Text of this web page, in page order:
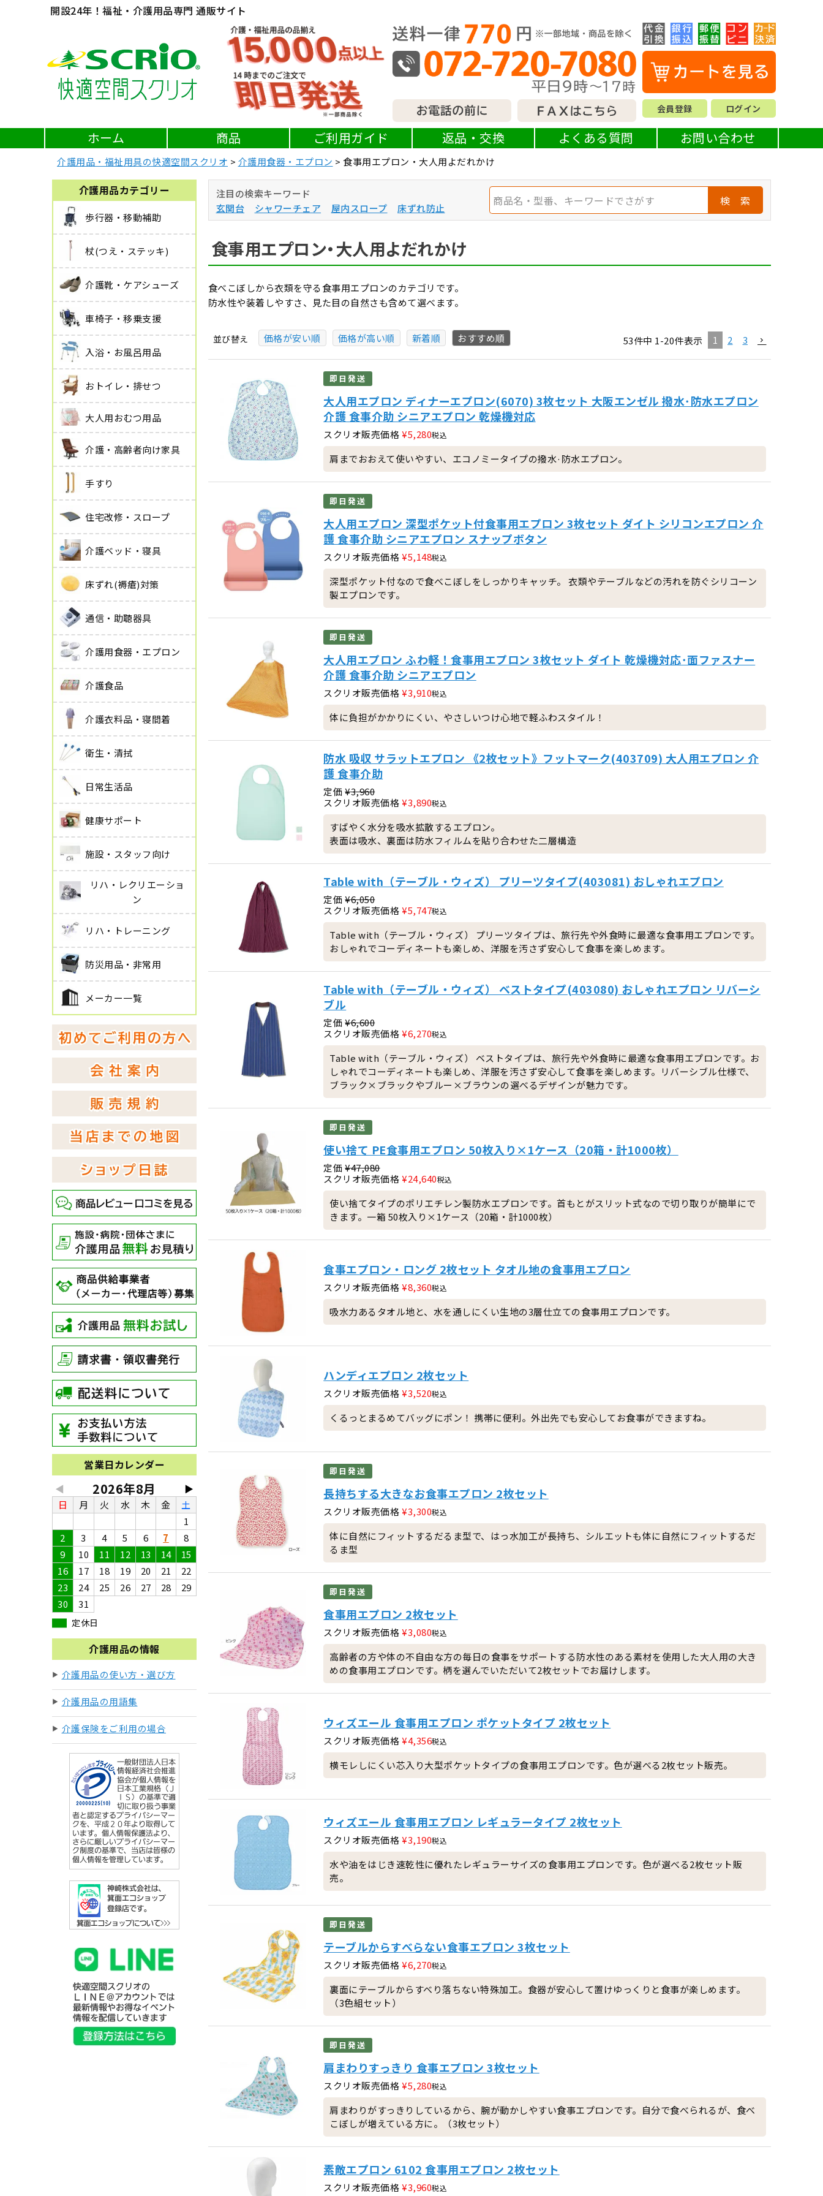
開設24年！福祉・介護用品専門 通販サイト
会員登録 ログイン
ホーム 商品 ご利用ガイド 返品・交換 よくある質問 お問い合わせ
介護用品・福祉用具の快適空間スクリオ 介護用食器・エプロン 食事用エプロン・大人用よだれかけ
介護用品カテゴリー
歩行器・移動補助
杖(つえ・ステッキ)
介護靴・ケアシューズ
車椅子・移乗支援
入浴・お風呂用品
おトイレ・排せつ
大人用おむつ用品
介護・高齢者向け家具
手すり
住宅改修・スロープ
介護ベッド・寝具
床ずれ(褥瘡)対策
通信・助聴器具
介護用食器・エプロン
介護食品
介護衣料品・寝間着
衛生・清拭
日常生活品
健康サポート
施設・スタッフ向け
リハ・レクリエーショ
ン
リハ・トレーニング
防災用品・非常用
メーカー一覧
営業日カレンダー
◀ ▶
2026年8月
日 月 火 水 木 金
土
1
2
3 4 5 6 7
8
9
10 11 12 13 14
15
16
17 18 19 20 21
22
23
24 25 26 27 28
29
30
31
定休日
介護用品の情報
介護用品の使い方・選び方
介護用品の用語集
介護保険をご利用の場合
注目の検索キーワード
玄関台
シャワーチェア 屋内スロープ 床ずれ防止
検 索
食事用エプロン・大人用よだれかけ
食べこぼしから衣類を守る食事用エプロンのカテゴリです。
防水性や装着しやすさ、見た目の自然さも含めて選べます。
並び替え 価格が安い順 価格が高い順 新着順 おすすめ順 53件中 1-20件表示 1 2 3
即日発送
大人用エプロン ディナーエプロン(6070) 3枚セット 大阪エンゼル 撥水･防水エプロン
介護 食事介助 シニアエプロン 乾燥機対応
スクリオ販売価格 ¥5,280税込
肩までおおえて使いやすい、エコノミータイプの撥水·防水エプロン。
即日発送
大人用エプロン 深型ポケット付食事用エプロン 3枚セット ダイト シリコンエプロン 介
護 食事介助 シニアエプロン スナップボタン
スクリオ販売価格 ¥5,148税込
深型ポケット付なので食べこぼしをしっかりキャッチ。 衣類やテーブルなどの汚れを防ぐシリコーン
製エプロンです。
即日発送
大人用エプロン ふわ軽！食事用エプロン 3枚セット ダイト 乾燥機対応･面ファスナー
介護 食事介助 シニアエプロン
スクリオ販売価格 ¥3,910税込
体に負担がかかりにくい、やさしいつけ心地で軽ふわスタイル！
防水 吸収 サラットエプロン 《2枚セット》フットマーク(403709) 大人用エプロン 介
護 食事介助
定価 ¥3,960
スクリオ販売価格 ¥3,890税込
すばやく水分を吸水拡散するエプロン。
表面は吸水、裏面は防水フィルムを貼り合わせた二層構造
Table with（テーブル・ウィズ） プリーツタイプ(403081) おしゃれエプロン
定価 ¥6,050
スクリオ販売価格 ¥5,747税込
Table with（テーブル・ウィズ） プリーツタイプは、旅行先や外食時に最適な食事用エプロンです。
おしゃれでコーディネートも楽しめ、洋服を汚さず安心して食事を楽しめます。
Table with（テーブル・ウィズ） ベストタイプ(403080) おしゃれエプロン リバーシ
ブル
定価 ¥6,600
スクリオ販売価格 ¥6,270税込
Table with（テーブル・ウィズ） ベストタイプは、旅行先や外食時に最適な食事用エプロンです。お
しゃれでコーディネートも楽しめ、洋服を汚さず安心して食事を楽しめます。リバーシブル仕様で、
ブラック×ブラックやブルー×ブラウンの選べるデザインが魅力です。
即日発送
使い捨て PE食事用エプロン 50枚入り×1ケース（20箱・計1000枚）
定価 ¥47,080
スクリオ販売価格 ¥24,640税込
使い捨てタイプのポリエチレン製防水エプロンです。首もとがスリット式なので切り取りが簡単にで
きます。一箱 50枚入り×1ケース（20箱・計1000枚）
食事エプロン・ロング 2枚セット タオル地の食事用エプロン
スクリオ販売価格 ¥8,360税込
吸水力あるタオル地と、水を通しにくい生地の3層仕立ての食事用エプロンです。
ハンディエプロン 2枚セット
スクリオ販売価格 ¥3,520税込
くるっとまるめてバッグにポン！ 携帯に便利。外出先でも安心してお食事ができますね。
即日発送
長持ちする大きなお食事エプロン 2枚セット
スクリオ販売価格 ¥3,300税込
体に自然にフィットするだるま型で、はっ水加工が長持ち、シルエットも体に自然にフィットするだ
るま型
即日発送
食事用エプロン 2枚セット
スクリオ販売価格 ¥3,080税込
高齢者の方や体の不自由な方の毎日の食事をサポートする防水性のある素材を使用した大人用の大き
めの食事用エプロンです。柄を選んでいただいて2枚セットでお届けします。
ウィズエール 食事用エプロン ポケットタイプ 2枚セット
スクリオ販売価格 ¥4,356税込
横モレしにくい芯入り大型ポケットタイプの食事用エプロンです。色が選べる2枚セット販売。
ウィズエール 食事用エプロン レギュラータイプ 2枚セット
スクリオ販売価格 ¥3,190税込
水や油をはじき速乾性に優れたレギュラーサイズの食事用エプロンです。色が選べる2枚セット販
売。
即日発送
テーブルからすべらない食事エプロン 3枚セット
スクリオ販売価格 ¥6,270税込
裏面にテーブルからすべり落ちない特殊加工。食器が安心して置けゆっくりと食事が楽しめます。
（3色組セット）
即日発送
肩まわりすっきり 食事エプロン 3枚セット
スクリオ販売価格 ¥5,280税込
肩まわりがすっきりしているから、腕が動かしやすい食事エプロンです。自分で食べられるが、食べ
こぼしが増えている方に。（3枚セット）
素敵エプロン 6102 食事用エプロン 2枚セット
スクリオ販売価格 ¥3,960税込